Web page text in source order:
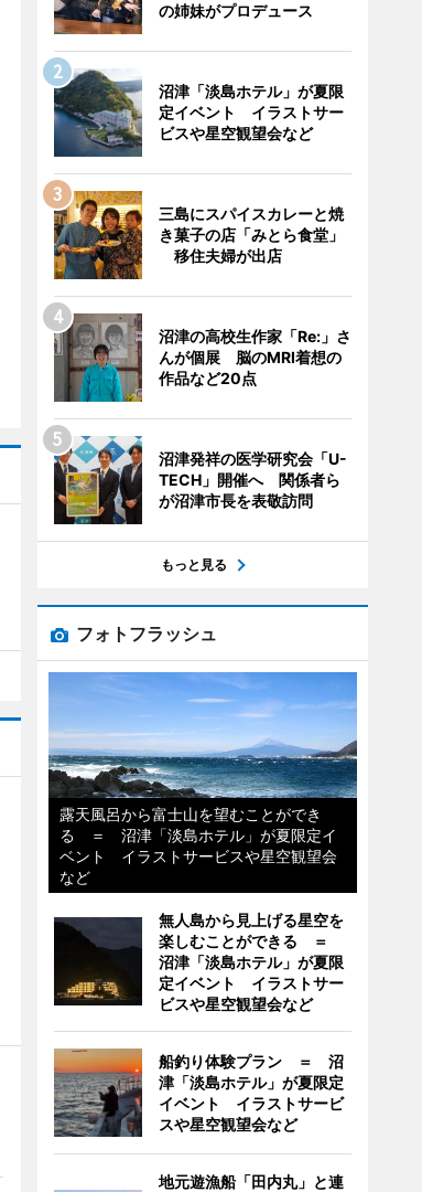
の姉妹がプロデュース
沼津「淡島ホテル」が夏限
定イベント イラストサー
ビスや星空観望会など
三島にスパイスカレーと焼
き菓子の店「みとら食堂」
移住夫婦が出店
沼津の高校生作家「Re:」さ
んが個展 脳のMRI着想の
作品など20点
沼津発祥の医学研究会「U-
TECH」開催へ 関係者ら
が沼津市長を表敬訪問
もっと見る
フォトフラッシュ
露天風呂から富士山を望むことができ
る ＝ 沼津「淡島ホテル」が夏限定イ
ベント イラストサービスや星空観望会
など
無人島から見上げる星空を
楽しむことができる ＝
沼津「淡島ホテル」が夏限
定イベント イラストサー
ビスや星空観望会など
船釣り体験プラン ＝ 沼
津「淡島ホテル」が夏限定
イベント イラストサービ
スや星空観望会など
地元遊漁船「田内丸」と連